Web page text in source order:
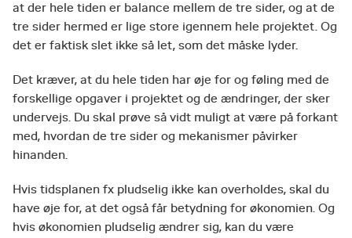
at der hele tiden er balance mellem de tre sider, og at de
tre sider hermed er lige store igennem hele projektet. Og
det er faktisk slet ikke så let, som det måske lyder.
Det kræver, at du hele tiden har øje for og føling med de
forskellige opgaver i projektet og de ændringer, der sker
undervejs. Du skal prøve så vidt muligt at være på forkant
med, hvordan de tre sider og mekanismer påvirker
hinanden.
Hvis tidsplanen fx pludselig ikke kan overholdes, skal du
have øje for, at det også får betydning for økonomien. Og
hvis økonomien pludselig ændrer sig, kan du være